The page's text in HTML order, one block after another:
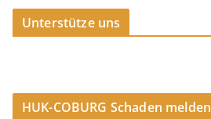
Unterstütze uns
HUK-COBURG Schaden melden